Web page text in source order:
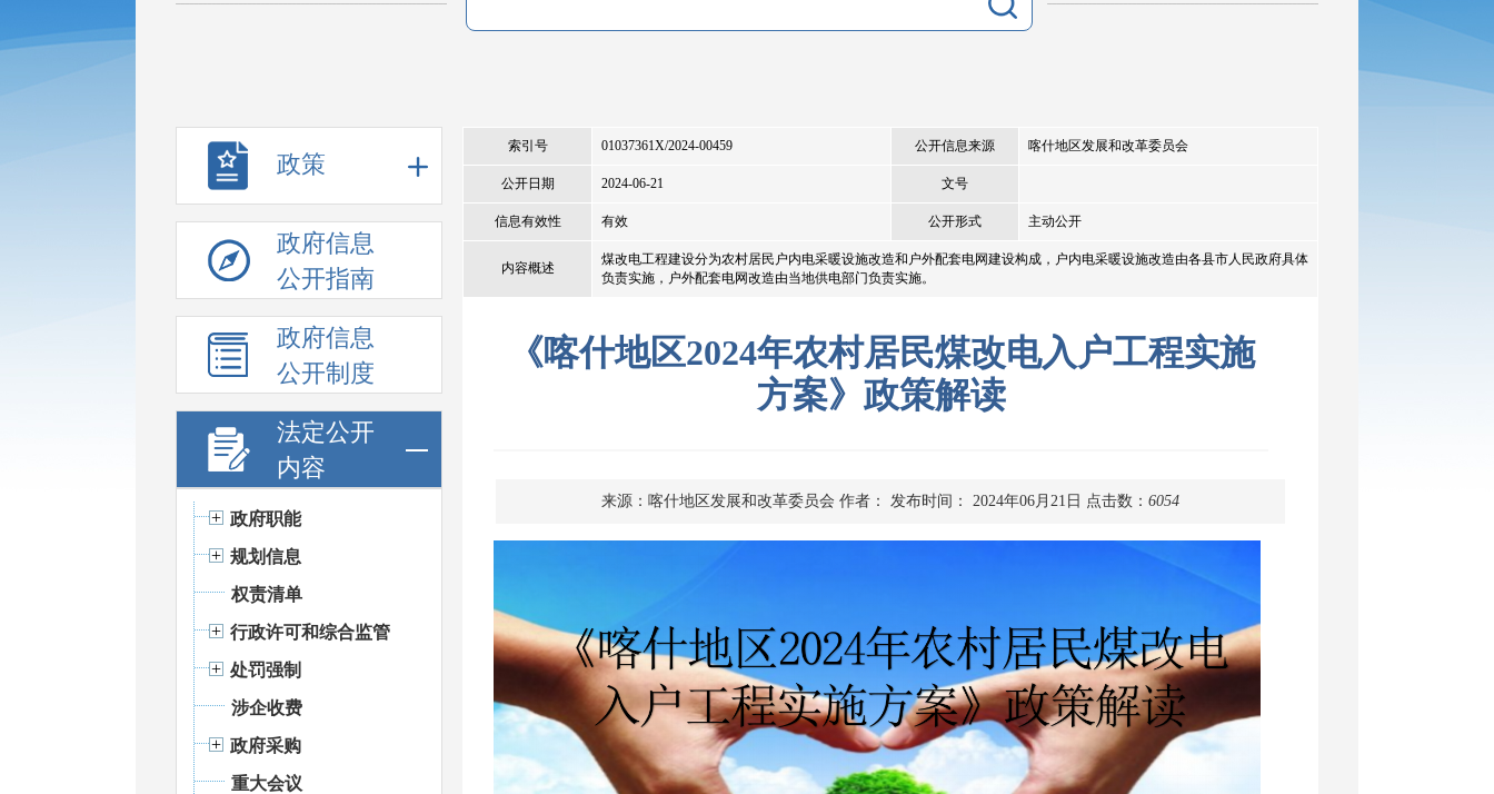
政策
政府信息
公开指南
政府信息
公开制度
法定公开
内容
政府职能
规划信息
权责清单
行政许可和综合监管
处罚强制
涉企收费
政府采购
重大会议
索引号 01037361X/2024-00459 公开信息来源 喀什地区发展和改革委员会
公开日期 2024-06-21 文号
信息有效性 有效 公开形式 主动公开
内容概述
煤改电工程建设分为农村居民户内电采暖设施改造和户外配套电网建设构成，户内电采暖设施改造由各县市人民政府具体
负责实施，户外配套电网改造由当地供电部门负责实施。
《喀什地区2024年农村居民煤改电入户工程实施
方案》政策解读
来源：喀什地区发展和改革委员会 作者： 发布时间： 2024年06月21日 点击数： 6054